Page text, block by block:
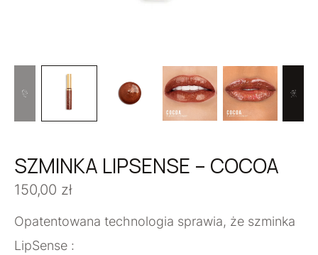
SZMINKA LIPSENSE – COCOA
150,00 zł
Opatentowana technologia sprawia, że szminka
LipSense :